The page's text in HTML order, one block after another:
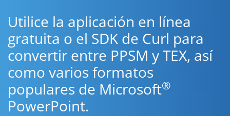
Utilice la aplicación en línea
gratuita o el SDK de Curl para
convertir entre PPSM y TEX, así
como varios formatos
populares de Microsoft®
PowerPoint.